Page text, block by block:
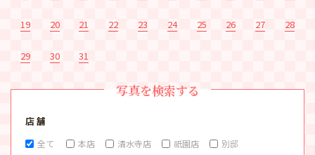
19 20 21 22 23 24 25 26 27 28
29 30 31
写真を検索する
店 舗
全て 本店 清水寺店 祇園店
別邸